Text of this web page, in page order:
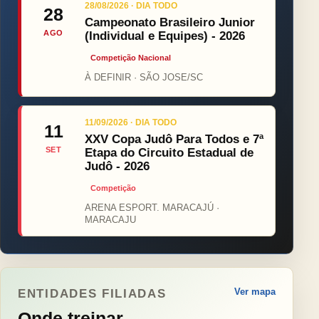
28
AGO
28/08/2026 · DIA TODO
Campeonato Brasileiro Junior
(Individual e Equipes) - 2026
Competição Nacional
À DEFINIR · SÃO JOSE/SC
11
SET
11/09/2026 · DIA TODO
XXV Copa Judô Para Todos e 7ª
Etapa do Circuito Estadual de
Judô - 2026
Competição
ARENA ESPORT. MARACAJÚ ·
MARACAJU
ENTIDADES FILIADAS Ver mapa